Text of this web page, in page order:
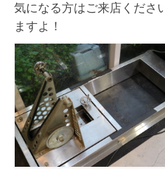
気になる方はご来店くださ
ますよ！